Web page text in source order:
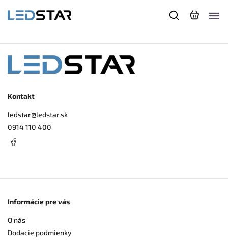
Kontakt
ledstar@ledstar.sk
0914 110 400
Informácie pre vás
O nás
Dodacie podmienky